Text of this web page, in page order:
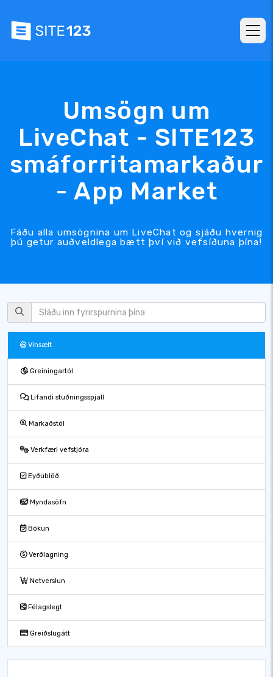
Umsögn um
LiveChat - SITE123
smáforritamarkaður
- App Market
Fáðu alla umsögnina um LiveChat og sjáðu hvernig
þú getur auðveldlega bætt því við vefsíðuna þína!
Vinsælt
Greiningartól
Lifandi stuðningsspjall
Markaðstól
Verkfæri vefstjóra
Eyðublöð
Myndasöfn
Bókun
Verðlagning
Netverslun
Félagslegt
Greiðslugátt